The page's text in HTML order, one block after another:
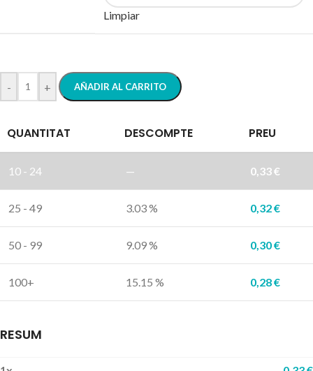
Limpiar
- + AÑADIR AL CARRITO
QUANTITAT DESCOMPTE PREU
10 - 24 — 0,33€
25 - 49 3.03 % 0,32€
50 - 99 9.09 % 0,30€
100+ 15.15 % 0,28€
RESUM